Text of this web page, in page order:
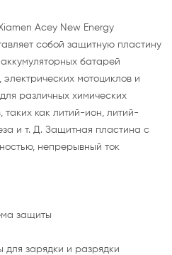
Acey New Energy
собой защитную пластину
батарей
мотоциклов и
различных химических
таких как литий-ион, литий-
и т. Д. Защитная пластина с
непрерывный ток
защиты
для зарядки и разрядки